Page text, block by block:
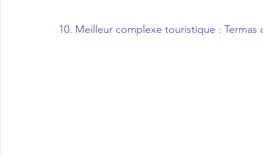
10. Meilleur complexe touristique : Termas